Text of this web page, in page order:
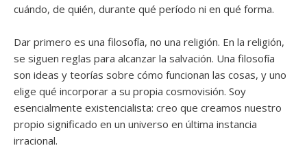
cuándo, de quién, durante qué período ni en qué forma.
Dar primero es una filosofía, no una religión. En la religión,
se siguen reglas para alcanzar la salvación. Una filosofía
son ideas y teorías sobre cómo funcionan las cosas, y uno
elige qué incorporar a su propia cosmovisión. Soy
esencialmente existencialista: creo que creamos nuestro
propio significado en un universo en última instancia
irracional.